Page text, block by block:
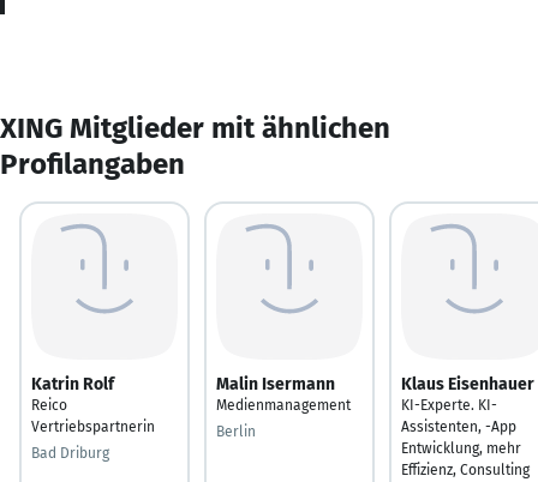
XING Mitglieder mit ähnlichen
Profilangaben
Katrin Rolf
Reico
Vertriebspartnerin
Bad Driburg
Malin Isermann
Medienmanagement
Berlin
Klaus Eisenhauer
KI-Experte. KI-
Assistenten, -App
Entwicklung, mehr
Effizienz, Consulting